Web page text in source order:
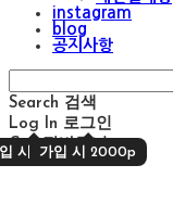
instagram
blog
공지사항
Search 검색
Log In
시 2000p
로그인
가입 시 2000p
Cart장바구니